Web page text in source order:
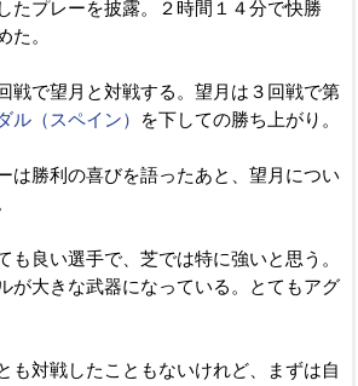
たプレーを披露。２時間１４分で快勝
た。
戦で望月と対戦する。望月は３回戦で第
ル（スペイン） を下しての勝ち上がり。
は勝利の喜びを語ったあと、望月につい
も良い選手で、芝では特に強いと思う。
が大きな武器になっている。とてもアグ
も対戦したこともないけれど、まずは自